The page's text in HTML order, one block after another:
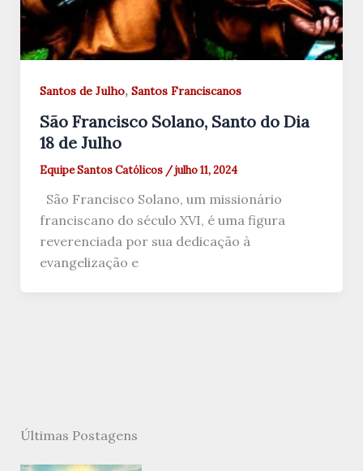
Santos de Julho, Santos Franciscanos
São Francisco Solano, Santo do Dia
18 de Julho
Equipe Santos Católicos /julho 11, 2024
São Francisco Solano, um missionário
franciscano do século XVI, é uma figura
reverenciada por sua dedicação à
evangelização e
Últimas Postagens